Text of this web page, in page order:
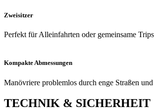
Zweisitzer
Perfekt für Alleinfahrten oder gemeinsame
Kompakte Abmessungen
Manövriere problemlos durch enge Straßen
TECHNIK & SICHERHEIT